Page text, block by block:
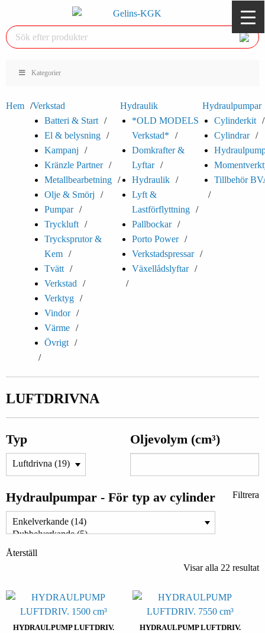
Kategorier
Hem
Verkstad
Batteri & Start
El & belysning
Kampanj
Kränzle Partner
Metallbearbetning
Olje & Smörj
Pumpar
Tryckluft
Trycksprutor &
Kem
Tvätt
Verkstad
Verktyg
Vindor
Värme
Övrigt
Hydraulik
*OLD MODELS
Verkstad*
Domkrafter &
Lyftar
Hydraulik
Lyft &
Lastförflyttning
Pallbockar
Porto Power
Verkstadspressar
Växellådslyftar
Hydraulpumpar
Cylinderkit
Cylindrar
Tillbehör
LUFTDRIVNA
Typ Oljevolym (cm³)
Hydraulpumpar - För typ av cylinder Filtrera
Återställ
Visar alla 22 resultat
HYDRAULPUMP LUFTDRIV.
HYDRAULPUMP LUFTDRIV.